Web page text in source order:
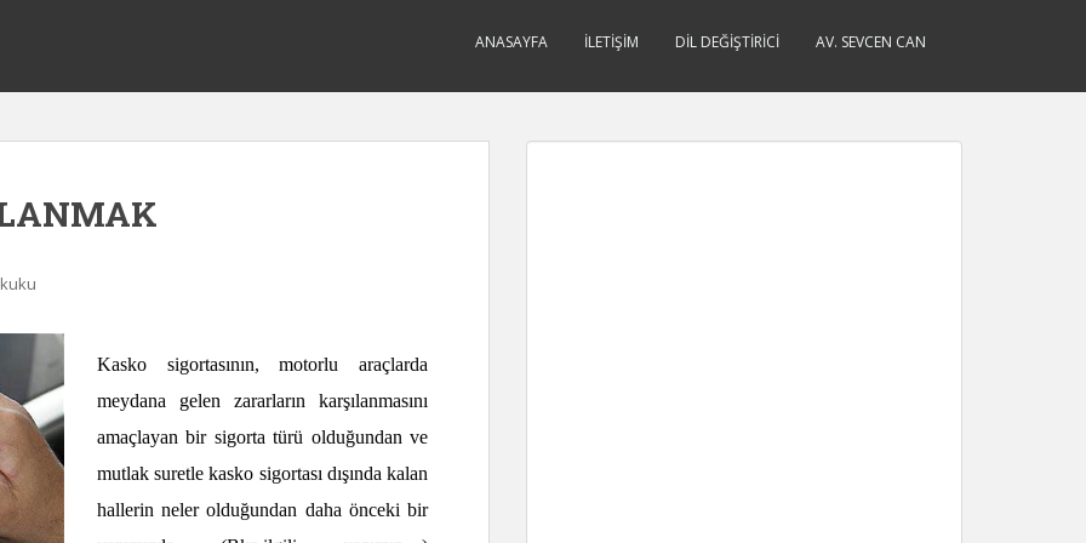
ANASAYFA İLETIŞIM DIL DEĞIŞTIRICI AV. SEVCEN CAN
Kasko sigortasının, motorlu araçlarda
meydana gelen zararların karşılanmasını
amaçlayan bir sigorta türü olduğundan ve
mutlak suretle kasko sigortası dışında kalan
hallerin neler olduğundan daha önceki bir